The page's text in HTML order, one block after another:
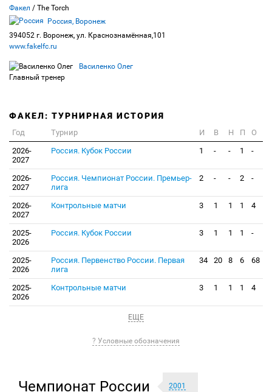
Факел / The Torch
Россия, Воронеж
394052 г. Воронеж, ул. Краснознамённая,101
www.fakelfc.ru
Василенко Олег
Главный тренер
ФАКЕЛ: ТУРНИРНАЯ ИСТОРИЯ
Год Турнир И В Н П
О
2026-
2027
Россия. Кубок России 1 - - 1 -
2026-
2027
Россия. Чемпионат России. Премьер-
лига
2 - - 2 -
2026-
2027
Контрольные матчи 3 1 1 1 4
2025-
2026
Россия. Кубок России 3 1 1 1 -
2025-
2026
Россия. Первенство России. Первая
лига
34 20 8 6 68
2025-
2026
Контрольные матчи 3 1 1 1 4
ЕЩЕ
? Условные обозначения
Чемпионат России 2001